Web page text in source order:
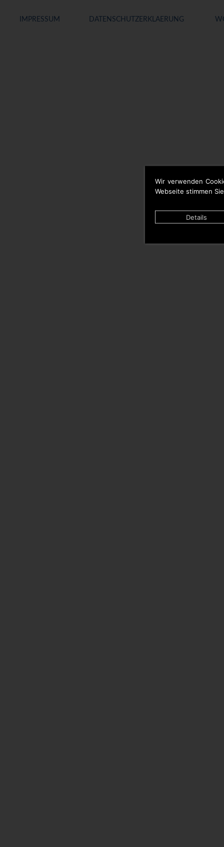
Wir verwenden
Webseite stimmen
Details
IMPRESSUM DATENSCHUTZERKLAERUNG